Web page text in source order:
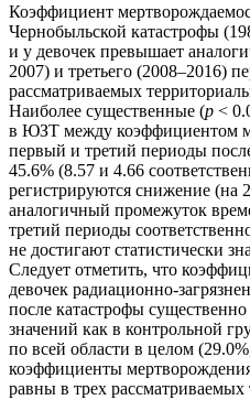
Коэффициент
Чернобыльской катастрофы
и у девочек превышает
2007) и третьего (2008–2016)
рассматриваемых
Наиболее существенные (p <
в ЮЗТ между коэффициентом
первый и третий периоды
45.6% (8.57 и 4.66
регистрируются снижение (на
аналогичный промежуток
третий периоды
не достигают статистически
Следует отметить, что
девочек радиационно-
после катастрофы
значений как в контрольной
по всей области в целом
коэффициенты
равны в трех